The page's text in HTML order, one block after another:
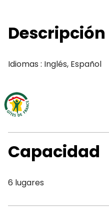
Descripción
Idiomas : Inglés, Español
Capacidad
6 lugares